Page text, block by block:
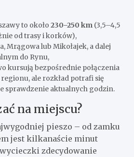
to około 230–250 km (3,5–4,5
od trasy i korków),
Mrągowa lub Mikołajek, a dalej
do Rynu,
kursują bezpośrednie połączenia
ale rozkład potrafi się
sprawdzenie aktualnych godzin.
na miejscu?
pieszo – od zamku
jest kilkanaście minut
zdecydowanie